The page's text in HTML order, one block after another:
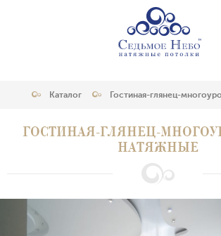
Каталог Гостиная-глянец-
ГОСТИНАЯ-ГЛЯНЕЦ-
НАТЯЖНЫЕ